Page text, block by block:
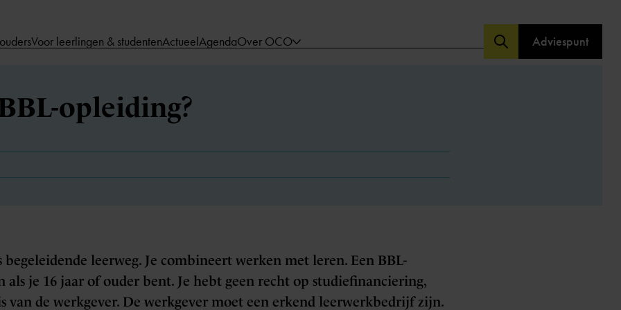
Voor leerlingen & studentenActueelAgendaOver OCO Adviespunt
opleiding?
begeleidende leerweg. Je combineert werken met leren. Een BBL-
als je 16 jaar of ouder bent. Je hebt geen recht op studiefinanciering,
van de werkgever. De werkgever moet een erkend leerwerkbedrijf zijn.